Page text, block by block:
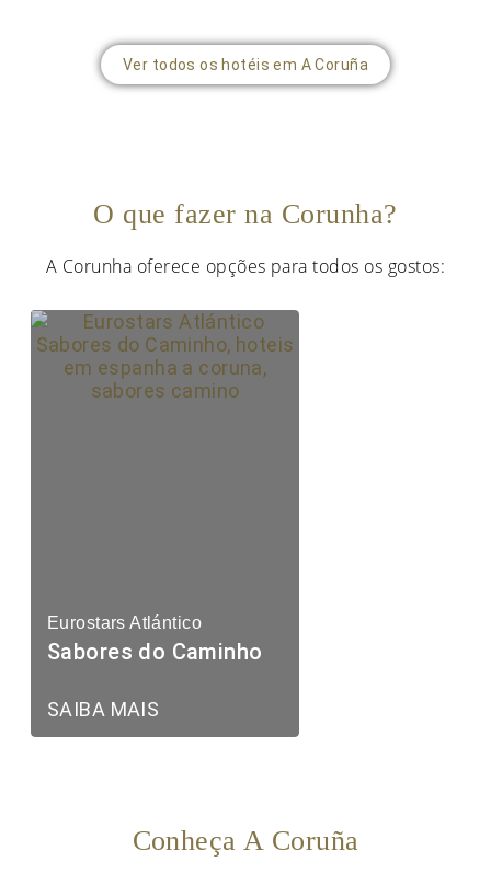
Ver todos os hotéis em A Coruña
O que fazer na Corunha?
A Corunha oferece opções para todos os gostos:
Eurostars Atlántico
Sabores do Caminho
SAIBA MAIS
Conheça A Coruña